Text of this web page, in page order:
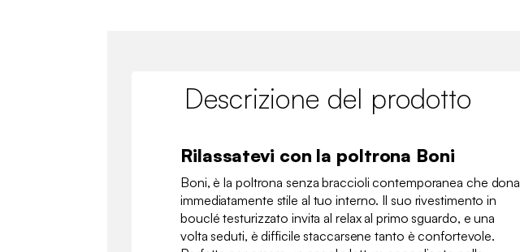
Descrizione del prodotto
Rilassatevi con la poltrona Boni
Boni, è la poltrona senza braccioli contemporanea che dona
immediatamente stile al tuo interno. Il suo rivestimento in
bouclé testurizzato invita al relax al primo sguardo, e una
volta seduti, è difficile staccarsene tanto è confortevole.